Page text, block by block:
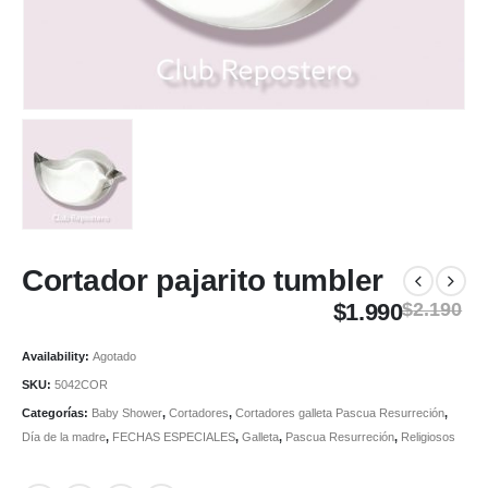
Cortador pajarito tumbler
$2.190
$1.990
Availability: Agotado
SKU: 5042COR
Categorías: Baby Shower, Cortadores, Cortadores galleta Pascua Resurreción,
Día de la madre, FECHAS ESPECIALES, Galleta, Pascua Resurreción, Religiosos